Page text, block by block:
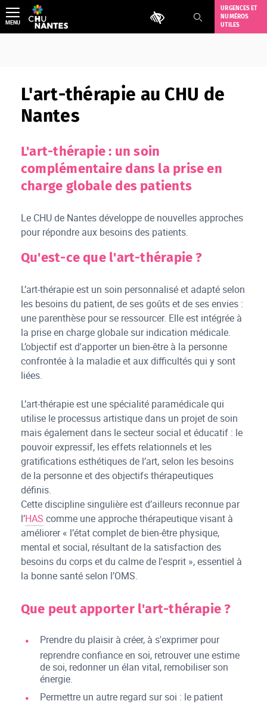
Aller
au
contenu
Outils d'accessibilité
URGENCES ET
NUMÉROS
UTILES
MENU
L'art-thérapie au CHU de
Nantes
L'art-thérapie : un soin
complémentaire dans la prise en
charge globale des patients
Le CHU de Nantes développe de nouvelles approches
pour répondre aux besoins des patients.
Qu'est-ce que l'art-thérapie ?
L’art-thérapie est un soin personnalisé et adapté selon
les besoins du patient, de ses goûts et de ses envies :
une parenthèse pour se ressourcer. Elle est intégrée à
la prise en charge globale sur indication médicale.
L’objectif est d'apporter un bien-être à la personne
confrontée à la maladie et aux difficultés qui y sont
liées.
L’art-thérapie est une spécialité paramédicale qui
utilise le processus artistique dans un projet de soin
mais également dans le secteur social et éducatif : le
pouvoir expressif, les effets relationnels et les
gratifications esthétiques de l’art, selon les besoins
de la personne et des objectifs thérapeutiques
définis.
Cette discipline singulière est d’ailleurs reconnue par
l’HAS comme une approche thérapeutique visant à
améliorer « l’état complet de bien-être physique,
mental et social, résultant de la satisfaction des
besoins du corps et du calme de l'esprit », essentiel à
la bonne santé selon l’OMS.
Que peut apporter l'art-thérapie ?
Prendre du plaisir à créer, à s'exprimer pour
reprendre confiance en soi, retrouver une estime
de soi, redonner un élan vital, remobiliser son
énergie.
Permettre un autre regard sur soi : le patient